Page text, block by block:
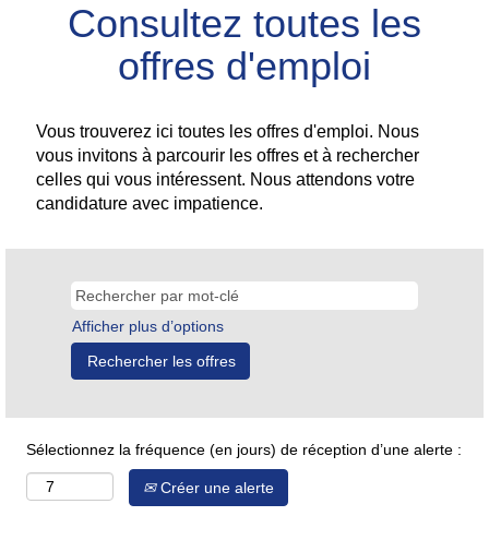
Consultez toutes les
offres d'emploi
Vous trouverez ici toutes les offres d'emploi. Nous
vous invitons à parcourir les offres et à rechercher
celles qui vous intéressent. Nous attendons votre
candidature avec impatience.
Afficher plus d’options
Sélectionnez la fréquence (en jours) de réception d’une alerte :
Créer une alerte